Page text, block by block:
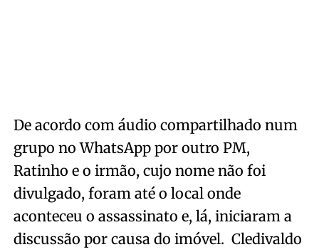
De acordo com áudio compartilhado num
grupo no WhatsApp por outro PM,
Ratinho e o irmão, cujo nome não foi
divulgado, foram até o local onde
aconteceu o assassinato e, lá, iniciaram a
discussão por causa do imóvel. Cledivaldo